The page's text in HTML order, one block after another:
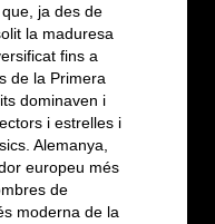
ja des de
la maduresa
fins a
de la Primera
dominaven i
i estrelles i
Alemanya,
europeu més
de
moderna de la